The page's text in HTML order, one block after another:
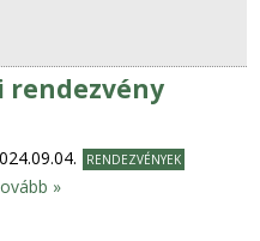
rendezvény
RENDEZVÉNYEK
»